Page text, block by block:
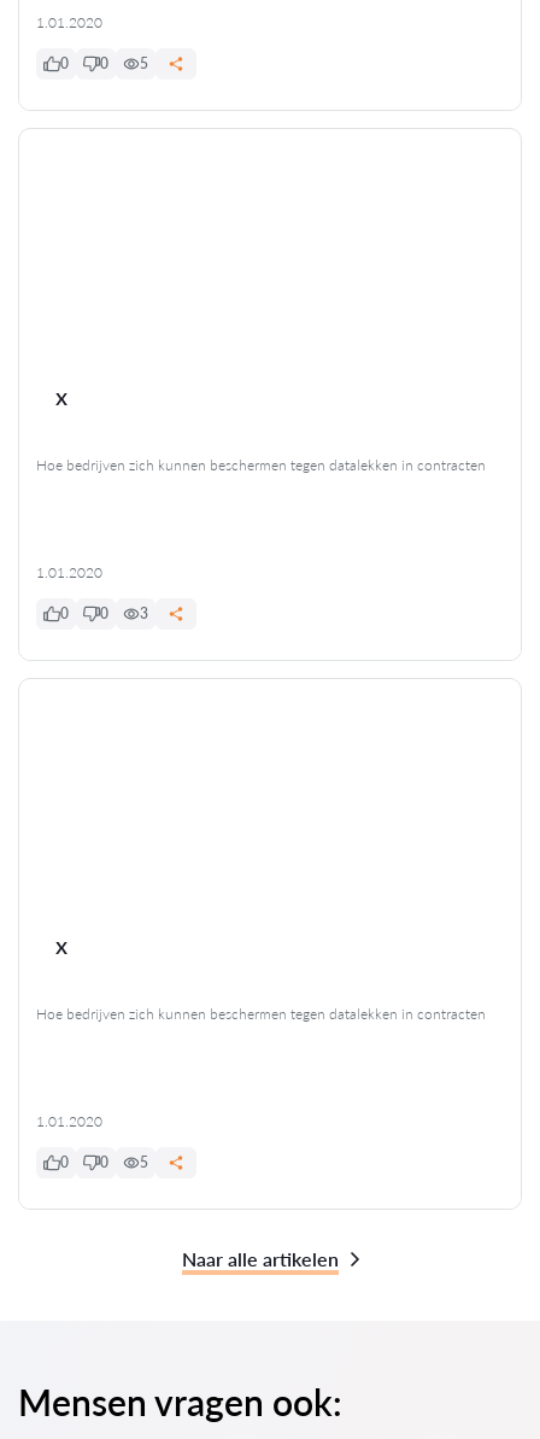
1.01.2020
0 0 5
x
Hoe bedrijven zich kunnen beschermen tegen datalekken in contracten
1.01.2020
0 0 3
x
Hoe bedrijven zich kunnen beschermen tegen datalekken in contracten
1.01.2020
0 0 5
Naar alle artikelen
Mensen vragen ook: